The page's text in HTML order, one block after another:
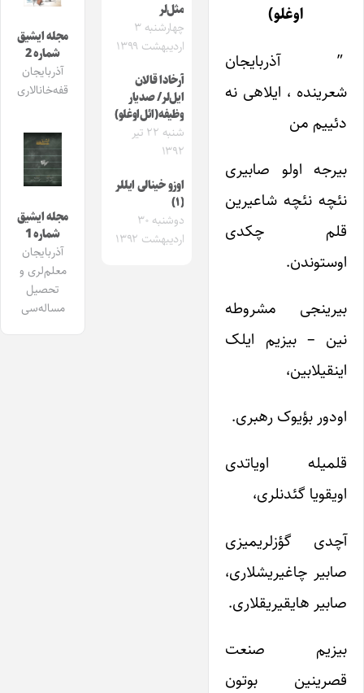
اوغلو)
” آذربایجان
شعرینده ، ایلاهی نه
دئییم من
بیرجه اولو صابیری
نئچه نئچه شاعیرین
قلم چکدی
اوستوندن.
بیرینجی مشروطه
نین – بیزیم ایلک
اینقیلابین،
اودور بؤیوک رهبری.
قلمیله اویاتدی
اویقویا گئدنلری،
آچدی گؤزلریمیزی
صابیر چاغیریشلاری،
صابیر هایقیریقلاری.
بیزیم صنعت
قصرینین بوتون
مثل‌لر
چهارشنبه ۳
اردیبهشت ۱۳۹۹
آرخادا قالان
ایل‌لر/ صدیار
وظیفه(ائل‌اوغلو)
شنبه ۲۲ تیر
۱۳۹۲
اوزو خینالی ایللر
(۱)
دوشنبه ۳۰
اردیبهشت ۱۳۹۲
مجله ایشیق
شماره 2
آذربایجان
قفه‌خانالاری
مجله ایشیق
شماره 1
آذربایجان
معلم‌لری و
تحصیل
مساله‌سی